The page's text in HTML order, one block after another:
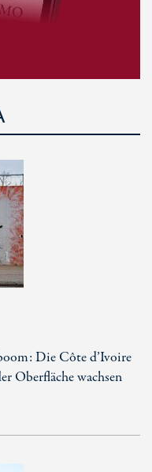
Die Côte d’Ivoire
Oberfläche wachsen